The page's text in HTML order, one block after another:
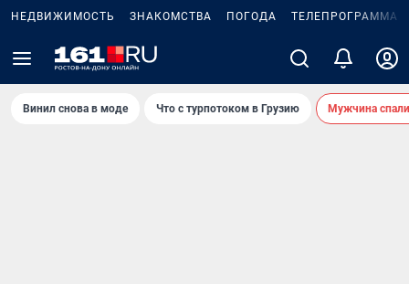
НЕДВИЖИМОСТЬ ЗНАКОМСТВА ПОГОДА ТЕЛЕПРОГРАММА
Винил снова в моде Что с турпотоком в Грузию Мужчина